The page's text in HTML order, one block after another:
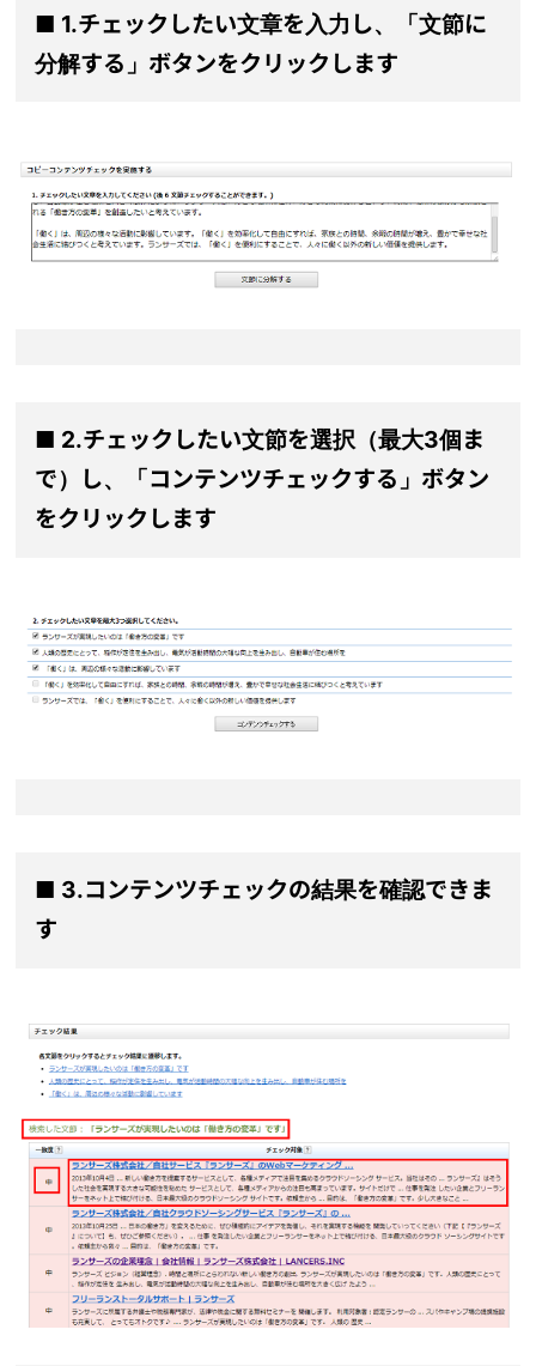
■ 1.チェックしたい文章を入力し、「文節に
分解する」ボタンをクリックします
■ 2.チェックしたい文節を選択（最大3個ま
で）し、「コンテンツチェックする」ボタン
をクリックします
■ 3.コンテンツチェックの結果を確認できま
す